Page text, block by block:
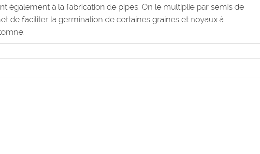
également à la fabrication de pipes. On le multiplie par semis de
de faciliter la germination de certaines graines et noyaux à